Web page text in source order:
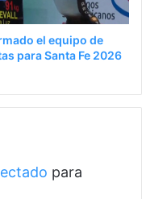
el equipo de
para Santa Fe 2026
para